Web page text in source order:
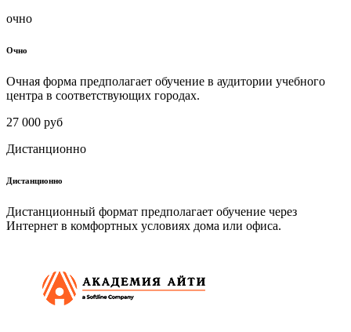
очно
Очно
Очная форма предполагает обучение в аудитории учебного
центра в соответствующих городах.
27 000 руб
Дистанционно
Дистанционно
Дистанционный формат предполагает обучение через
Интернет в комфортных условиях дома или офиса.